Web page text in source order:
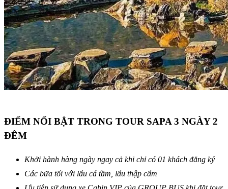
ĐIỂM NỔI BẬT TRONG TOUR SAPA 3 NGÀY 2
ĐÊM
Khởi hành hàng ngày ngay cả khi chỉ có 01 khách đăng ký
Các bữa tối với lẩu cá tầm, lẩu thập cẩm